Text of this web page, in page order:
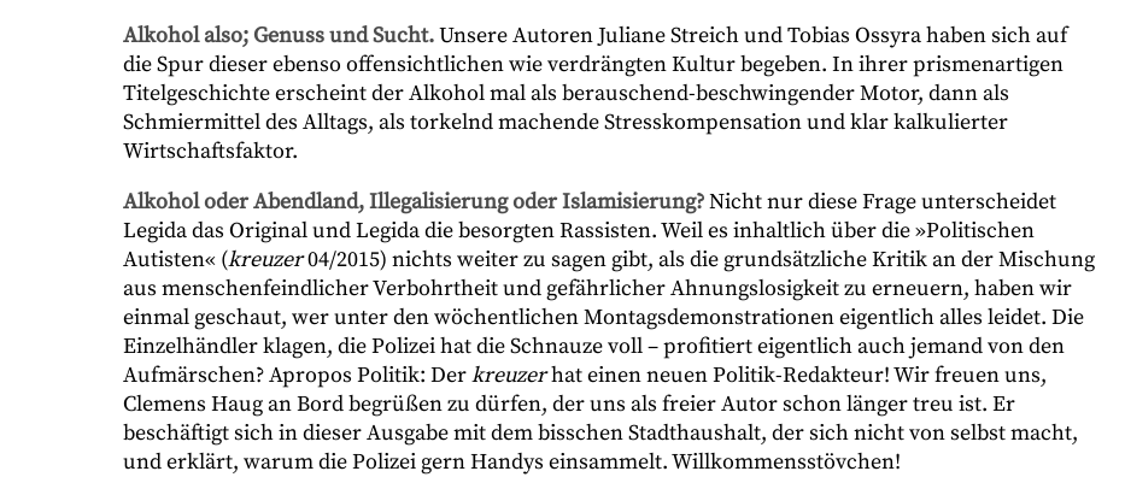
Alkohol also; Genuss und Sucht.Unsere Autoren Juliane Streich und Tobias Ossyra haben sich auf
die Spur dieser ebenso offensichtlichen wie verdrängten Kultur begeben. In ihrer prismenartigen
Titelgeschichte erscheint der Alkohol mal als berauschend-beschwingender Motor, dann als
Schmiermittel des Alltags, als torkelnd machende Stresskompensation und klar kalkulierter
Wirtschaftsfaktor.
Alkohol oder Abendland, Illegalisierung oder Islamisierung?Nicht nur diese Frage unterscheidet
Legida das Original und Legida die besorgten Rassisten. Weil es inhaltlich über die »Politischen
Autisten« (kreuzer04/2015) nichts weiter zu sagen gibt, als die grundsätzliche Kritik an der Mischung
aus menschenfeindlicher Verbohrtheit und gefährlicher Ahnungslosigkeit zu erneuern, haben wir
einmal geschaut, wer unter den wöchentlichen Montagsdemonstrationen eigentlich alles leidet. Die
Einzelhändler klagen, die Polizei hat die Schnauze voll – profitiert eigentlich auch jemand von den
Aufmärschen? Apropos Politik: Derkreuzerhat einen neuen Politik-Redakteur! Wir freuen uns,
Clemens Haug an Bord begrüßen zu dürfen, der uns als freier Autor schon länger treu ist. Er
beschäftigt sich in dieser Ausgabe mit dem bisschen Stadthaushalt, der sich nicht von selbst macht,
und erklärt, warum die Polizei gern Handys einsammelt. Willkommensstövchen!